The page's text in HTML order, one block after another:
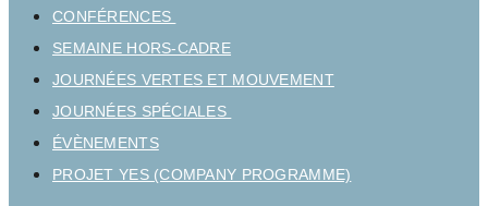
CONFÉRENCES
SEMAINE HORS-CADRE
JOURNÉES VERTES ET MOUVEMENT
JOURNÉES SPÉCIALES
ÉVÈNEMENTS
PROJET YES (COMPANY PROGRAMME)